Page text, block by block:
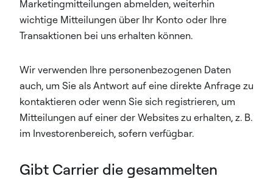
Marketingmitteilungen abmelden, weiterhin
wichtige Mitteilungen über Ihr Konto oder Ihre
Transaktionen bei uns erhalten können.
Wir verwenden Ihre personenbezogenen Daten
auch, um Sie als Antwort auf eine direkte Anfrage zu
kontaktieren oder wenn Sie sich registrieren, um
Mitteilungen auf einer der Websites zu erhalten, z. B.
im Investorenbereich, sofern verfügbar.
Gibt Carrier die gesammelten